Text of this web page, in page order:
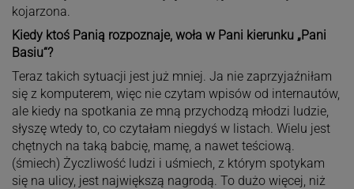
kojarzona.
Kiedy ktoś Panią rozpoznaje, woła w Pani kierunku „Pani
Basiu“?
Teraz takich sytuacji jest już mniej. Ja nie zaprzyjaźniłam
się z komputerem, więc nie czytam wpisów od internautów,
ale kiedy na spotkania ze mną przychodzą młodzi ludzie,
słyszę wtedy to, co czytałam niegdyś w listach. Wielu jest
chętnych na taką babcię, mamę, a nawet teściową.
(śmiech) Życzliwość ludzi i uśmiech, z którym spotykam
się na ulicy, jest największą nagrodą. To dużo więcej, niż